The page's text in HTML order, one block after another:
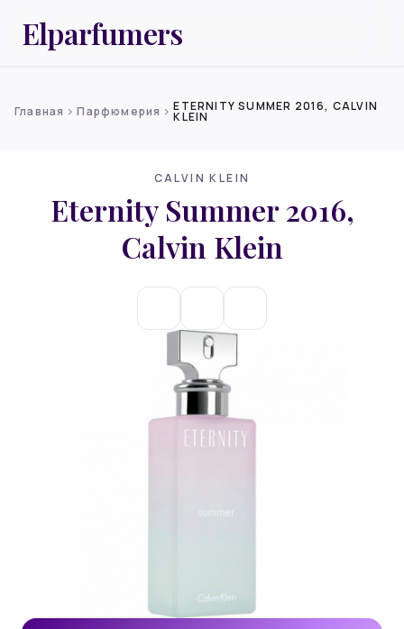
Elparfumers
Главная chevron_rightПарфюмерия chevron_rightETERNITY SUMMER 2016, CALVIN
KLEIN
CALVIN KLEIN
Eternity Summer 2016,
Calvin Klein